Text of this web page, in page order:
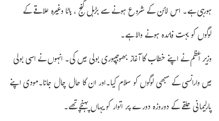
ہورہی ہے۔ اس لائن کے شروع ہونے سے بڑہل گنج ، ہاٹا وغیرہ علاقے کے
لوگوں کو بہت فائدہ ہونے والا ہے۔
وزیر اعظم نے اپنے خطاب کا آغاز بھوجپیوری بولی میں کی۔ انہوں نے اسی بولی
میں وارانسی کے سبھی لوگوں کو سلام کیا۔اور ان کا حال چال جانا۔مودی اپنے
پارلیمانی حلقے کے دوروزہ دورے پر اتوار کو یہاں پہنچے تھے۔